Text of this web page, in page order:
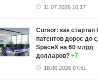
11.07.2026 10:17
Cursor: как стартап
патентов дорос до
SpaceX на 60 млрд
долларов? +7
18.06.2026 07:51